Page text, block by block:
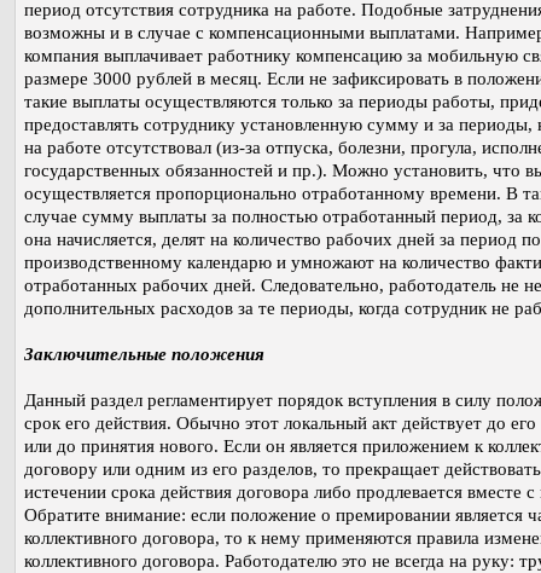
период отсутствия сотрудника на работе. Подобные
возможны и в случае с компенсационными выплатами.
компания выплачивает работнику компенсацию за мобильную
размере 3000 рублей в месяц. Если не зафиксировать в
такие выплаты осуществляются только за периоды работы,
предоставлять сотруднику установленную сумму и за периоды,
на работе отсутствовал (из-за отпуска, болезни, прогула,
государственных обязанностей и пр.). Можно установить, что
осуществляется пропорционально отработанному времени. В
случае сумму выплаты за полностью отработанный период, за
она начисляется, делят на количество рабочих дней за период по
производственному календарю и умножают на количество
отработанных рабочих дней. Следовательно, работодатель не
дополнительных расходов за те периоды, когда сотрудник не
Заключительные положения
Данный раздел регламентирует порядок вступления в силу
срок его действия. Обычно этот локальный акт действует до
или до принятия нового. Если он является приложением к
договору или одним из его разделов, то прекращает
истечении срока действия договора либо продлевается вместе
Обратите внимание: если положение о премировании является
коллективного договора, то к нему применяются правила
коллективного договора. Работодателю это не всегда на руку: